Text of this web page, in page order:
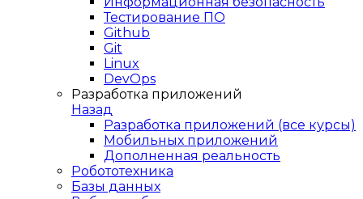
Тестирование ПО
Github
Git
Linux
DevOps
Разработка приложений
Назад
Разработка приложений (все курсы)
Мобильных приложений
Дополненная реальность
Робототехника
Базы данных